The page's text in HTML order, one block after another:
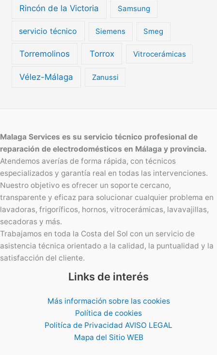
Rincón de la Victoria Samsung
servicio técnico Siemens Smeg
Torremolinos Torrox Vitrocerámicas
Vélez-Málaga Zanussi
Malaga Services es su servicio técnico profesional de
reparación de electrodomésticos en Málaga y provincia.
Atendemos averías de forma rápida, con técnicos
especializados y garantía real en todas las intervenciones.
Nuestro objetivo es ofrecer un soporte cercano,
transparente y eficaz para solucionar cualquier problema en
lavadoras, frigoríficos, hornos, vitrocerámicas, lavavajillas,
secadoras y más.
Trabajamos en toda la Costa del Sol con un servicio de
asistencia técnica orientado a la calidad, la puntualidad y la
satisfacción del cliente.
Links de interés
Más información sobre las cookies
Política de cookies
Politíca de Privacidad AVISO LEGAL
Mapa del Sitio WEB